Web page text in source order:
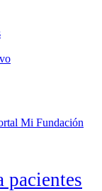
Mi Fundación
pacientes